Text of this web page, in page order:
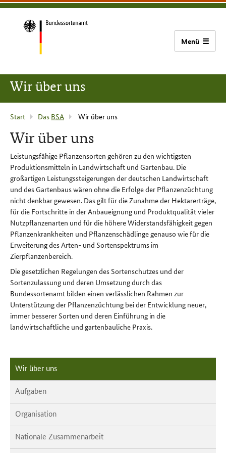
zum
(Navigation
zur
zum
Bundessortenamt
Zur
Startseite
Wir über uns
Aktuelle
Seite
Start Das BSA Wir über uns
Wir über uns
Leistungsfähige Pflanzensorten gehören zu den wichtigsten
Produktionsmitteln in Landwirtschaft und Gartenbau. Die
großartigen Leistungssteigerungen der deutschen Landwirtschaft
und des Gartenbaus wären ohne die Erfolge der Pflanzenzüchtung
nicht denkbar gewesen. Das gilt für die Zunahme der Hektarerträge,
für die Fortschritte in der Anbaueignung und Produktqualität vieler
Nutzpflanzenarten und für die höhere Widerstandsfähigkeit gegen
Pflanzenkrankheiten und Pflanzenschädlinge genauso wie für die
Erweiterung des Arten- und Sortenspektrums im
Zierpflanzenbereich.
Die gesetzlichen Regelungen des Sortenschutzes und der
Sortenzulassung und deren Umsetzung durch das
Bundessortenamt bilden einen verlässlichen Rahmen zur
Unterstützung der Pflanzenzüchtung bei der Entwicklung neuer,
immer besserer Sorten und deren Einführung in die
landwirtschaftliche und gartenbauliche Praxis.
Wir über uns
Aufgaben
Organisation
Nationale Zusammenarbeit